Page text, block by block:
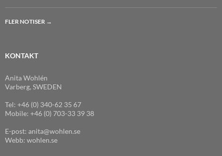
FLER NOTISER →
KONTAKT
Anita Wohlén
Varberg, SWEDEN
Tel: +46 (0) 340-62 35 67
Mobile: +46 (0) 703-33 39 38
E-post: anita@wohlen.se
Webb: wohlen.se